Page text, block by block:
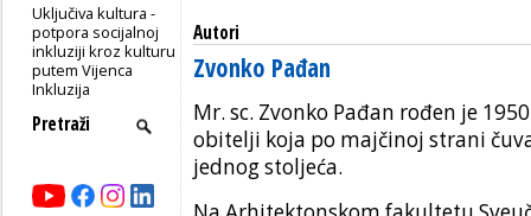
Uključiva kultura -
potpora socijalnoj
inkluziji kroz kulturu
putem Vijenca
Inkluzija
Autori
Zvonko Pađan
Mr. sc. Zvonko Pađan rođen je
obitelji koja po majčinoj strani
jednog stoljeća.